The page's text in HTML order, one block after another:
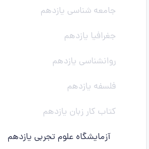
جامعه شناسی یازدهم
جغرافیا یازدهم
روانشناسی یازدهم
فلسفه یازدهم
کتاب کار زبان یازدهم
آزمایشگاه علوم تجربی یازدهم